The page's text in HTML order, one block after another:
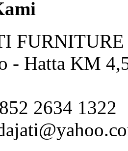
FURNITURE
- Hatta KM
2634 1322